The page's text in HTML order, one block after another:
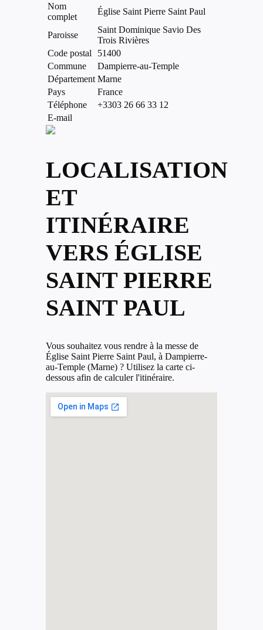
Nom
complet
Église Saint Pierre Saint Paul
Paroisse
Saint Dominique Savio Des
Trois Rivières
Code postal
51400
Commune
Dampierre-au-Temple
Département Marne
Pays
France
Téléphone
+3303 26 66 33 12
E-mail
LOCALISATION
ET
ITINÉRAIRE
VERS ÉGLISE
SAINT PIERRE
SAINT PAUL
Vous souhaitez vous rendre à la messe de
Église Saint Pierre Saint Paul, à Dampierre-
au-Temple (Marne) ? Utilisez la carte ci-
dessous afin de calculer l'itinéraire.